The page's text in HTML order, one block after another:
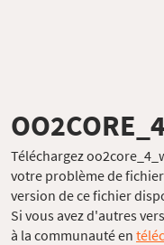
Téléchargez
votre problème de
version de ce fichier
Si vous avez d'autres
à la communauté en